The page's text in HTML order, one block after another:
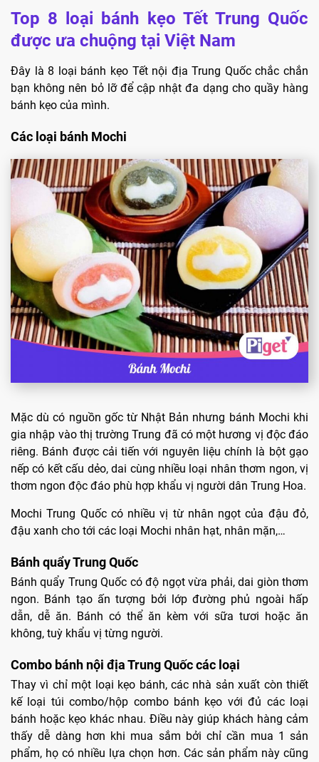
Top 8 loại bánh kẹo Tết Trung Quốc
được ưa chuộng tại Việt Nam
Đây là 8 loại bánh kẹo Tết nội địa Trung Quốc chắc chắn
bạn không nên bỏ lỡ để cập nhật đa dạng cho quầy hàng
bánh kẹo của mình.
Các loại bánh Mochi
Mặc dù có nguồn gốc từ Nhật Bản nhưng bánh Mochi khi
gia nhập vào thị trường Trung đã có một hương vị độc đáo
riêng. Bánh được cải tiến với nguyên liệu chính là bột gạo
nếp có kết cấu dẻo, dai cùng nhiều loại nhân thơm ngon, vị
thơm ngon độc đáo phù hợp khẩu vị người dân Trung Hoa.
Mochi Trung Quốc có nhiều vị từ nhân ngọt của đậu đỏ,
đậu xanh cho tới các loại Mochi nhân hạt, nhân mặn,…
Bánh quẩy Trung Quốc
Bánh quẩy Trung Quốc có độ ngọt vừa phải, dai giòn thơm
ngon. Bánh tạo ấn tượng bởi lớp đường phủ ngoài hấp
dẫn, dễ ăn. Bánh có thể ăn kèm với sữa tươi hoặc ăn
không, tuỳ khẩu vị từng người.
Combo bánh nội địa Trung Quốc các loại
Thay vì chỉ một loại kẹo bánh, các nhà sản xuất còn thiết
kế loại túi combo/hộp combo bánh kẹo với đủ các loại
bánh hoặc kẹo khác nhau. Điều này giúp khách hàng cảm
thấy dễ dàng hơn khi mua sắm bởi chỉ cần mua 1 sản
phẩm, họ có nhiều lựa chọn hơn. Các sản phẩm này cũng